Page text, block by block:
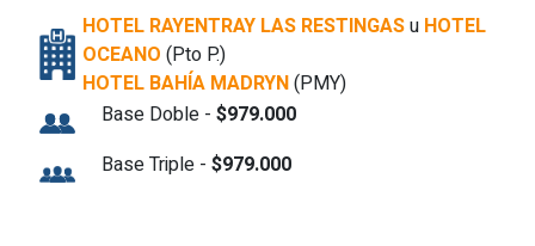
HOTEL RAYENTRAY LAS RESTINGASu HOTEL
OCEANO (Pto P.)
HOTEL BAHÍA MADRYN(PMY)
Base Doble - $979.000
Base Triple - $979.000